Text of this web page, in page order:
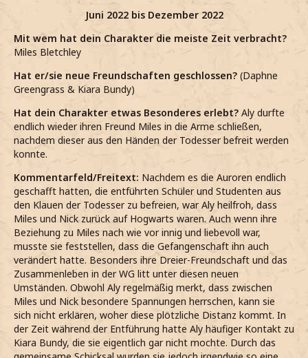
Juni 2022 bis Dezember 2022
Mit wem hat dein Charakter die meiste Zeit verbracht?
Miles Bletchley
Hat er/sie neue Freundschaften geschlossen? (Daphne
Greengrass & Kiara Bundy)
Hat dein Charakter etwas Besonderes erlebt? Aly durfte
endlich wieder ihren Freund Miles in die Arme schließen,
nachdem dieser aus den Händen der Todesser befreit werden
konnte.
Kommentarfeld/Freitext: Nachdem es die Auroren endlich
geschafft hatten, die entführten Schüler und Studenten aus
den Klauen der Todesser zu befreien, war Aly heilfroh, dass
Miles und Nick zurück auf Hogwarts waren. Auch wenn ihre
Beziehung zu Miles nach wie vor innig und liebevoll war,
musste sie feststellen, dass die Gefangenschaft ihn auch
verändert hatte. Besonders ihre Dreier-Freundschaft und das
Zusammenleben in der WG litt unter diesen neuen
Umständen. Obwohl Aly regelmäßig merkt, dass zwischen
Miles und Nick besondere Spannungen herrschen, kann sie
sich nicht erklären, woher diese plötzliche Distanz kommt. In
der Zeit während der Entführung hatte Aly häufiger Kontakt zu
Kiara Bundy, die sie eigentlich gar nicht mochte. Durch das